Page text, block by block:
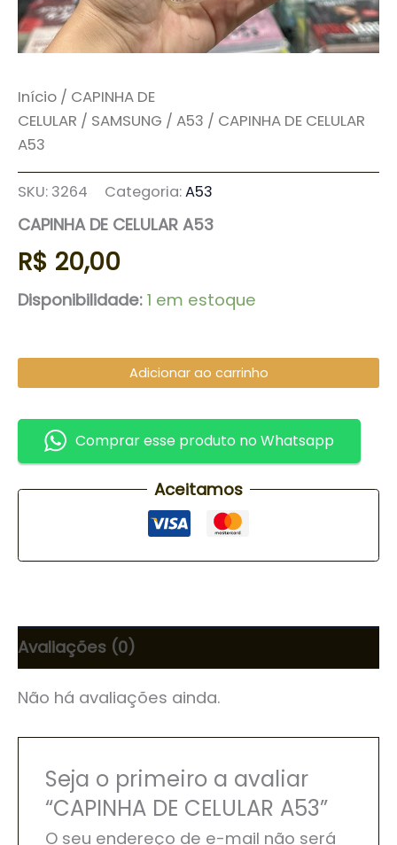
Início / CAPINHA DE
CELULAR / SAMSUNG / A53 / CAPINHA DE CELULAR
A53
SKU: 3264 Categoria:A53
CAPINHA DE CELULAR A53
R$ 20,00
Disponibilidade: 1 em estoque
Adicionar ao carrinho
Comprar esse produto no Whatsapp
Aceitamos
Avaliações (0)
Não há avaliações ainda.
Seja o primeiro a avaliar
“CAPINHA DE CELULAR A53”
O seu endereço de e-mail não será